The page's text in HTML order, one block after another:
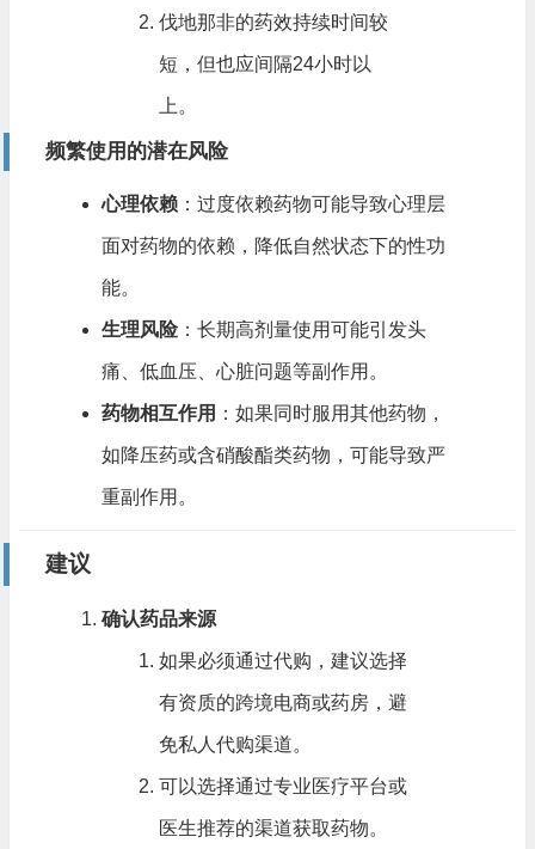
伐地那非的药效持续时间较
短，但也应间隔24小时以
上。
频繁使用的潜在风险
心理依赖：过度依赖药物可能导致心理层
面对药物的依赖，降低自然状态下的性功
能。
生理风险：长期高剂量使用可能引发头
痛、低血压、心脏问题等副作用。
药物相互作用 ：如果同时服用其他药物，
如降压药或含硝酸酯类药物，可能导致严
重副作用。
建议
确认药品来源
如果必须通过代购，建议选择
有资质的跨境电商或药房，避
免私人代购渠道。
可以选择通过专业医疗平台或
医生推荐的渠道获取药物。